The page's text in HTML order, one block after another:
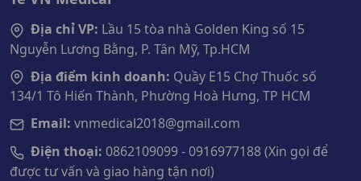
Địa chỉ VP: Lầu 15 tòa nhà Golden King số 15
Nguyễn Lương Bằng, P. Tân Mỹ, Tp.HCM
Địa điểm kinh doanh: Quầy E15 Chợ Thuốc số
134/1 Tô Hiến Thành, Phường Hoà Hưng, TP HCM
Email: vnmedical2018@gmail.com
Điện thoại: 0862109099 - 0916977188 (Xin gọi để
được tư vấn và giao hàng tận nơi)